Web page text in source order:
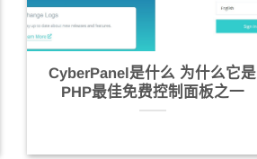
CyberPanel是什么 为什么它是
PHP最佳免费控制面板之一